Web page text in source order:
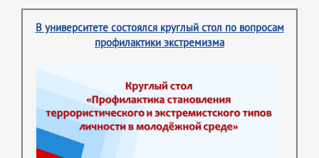
В университете состоялся круглый стол по вопросам
профилактики экстремизма